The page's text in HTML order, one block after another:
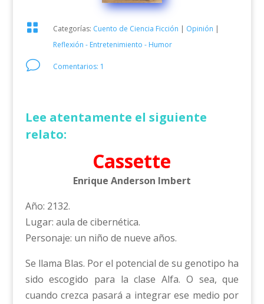
 Categorías: Cuento de Ciencia Ficción | Opinión |
Reflexión - Entretenimiento - Humor
v Comentarios: 1
Lee atentamente el siguiente
relato:
Cassette
Enrique Anderson Imbert
Año: 2132.
Lugar: aula de cibernética.
Personaje: un niño de nueve años.
Se llama Blas. Por el potencial de su genotipo ha
sido escogido para la clase Alfa. O sea, que
cuando crezca pasará a integrar ese medio por